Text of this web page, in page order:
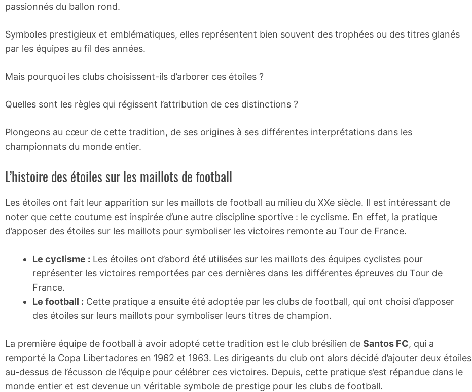
passionnés du ballon rond.
Symboles prestigieux et emblématiques, elles représentent bien souvent des trophées ou des titres glanés
par les équipes au fil des années.
Mais pourquoi les clubs choisissent-ils d’arborer ces étoiles ?
Quelles sont les règles qui régissent l’attribution de ces distinctions ?
Plongeons au cœur de cette tradition, de ses origines à ses différentes interprétations dans les
championnats du monde entier.
L’histoire des étoiles sur les maillots de football
Les étoiles ont fait leur apparition sur les maillots de football au milieu du XXe siècle. Il est intéressant de
noter que cette coutume est inspirée d’une autre discipline sportive : le cyclisme. En effet, la pratique
d’apposer des étoiles sur les maillots pour symboliser les victoires remonte au Tour de France.
Le cyclisme : Les étoiles ont d’abord été utilisées sur les maillots des équipes cyclistes pour
représenter les victoires remportées par ces dernières dans les différentes épreuves du Tour de
France.
Le football : Cette pratique a ensuite été adoptée par les clubs de football, qui ont choisi d’apposer
des étoiles sur leurs maillots pour symboliser leurs titres de champion.
La première équipe de football à avoir adopté cette tradition est le club brésilien de Santos FC, qui a
remporté la Copa Libertadores en 1962 et 1963. Les dirigeants du club ont alors décidé d’ajouter deux étoiles
au-dessus de l’écusson de l’équipe pour célébrer ces victoires. Depuis, cette pratique s’est répandue dans le
monde entier et est devenue un véritable symbole de prestige pour les clubs de football.